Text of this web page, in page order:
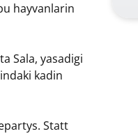
hayvanlarin
Sala, yasadigi
kadin
Statt